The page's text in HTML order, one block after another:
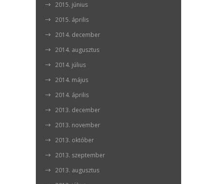
2015. június
2015. április
2014. december
2014. augusztus
2014. július
2014. május
2014. április
2013. december
2013. november
2013. október
2013. szeptember
2013. augusztus